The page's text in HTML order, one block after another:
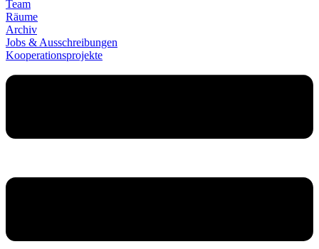
Team
Räume
Archiv
Jobs & Ausschreibungen
Kooperationsprojekte